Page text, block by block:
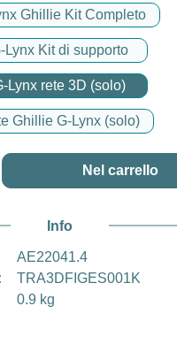
Ghillie Kit Completo
Lynx Kit di supporto
Lynx rete 3D (solo)
Ghillie G-Lynx (solo)
inserisci la
Nel carrello
Info
AE22041.4
TRA3DFIGES001K
0.9 kg